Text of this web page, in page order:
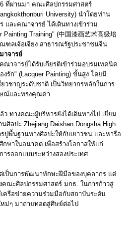
ที่ผ่านมา คณะศิลปกรรมศาสตร์
University) นำโดยท่าน
ละคณาจารย์ ได้เดินทางเข้าร่วม
Painting Training" (中国漆画艺术高级培
ฑลเจ้อเจียง สาธารณรัฐประชาชนจีน
าจารย์
าจารย์ได้รับเกียรติเข้าร่วมอบรมเทคนิค
งรัก" (Lacquer Painting) ขั้นสูง โดยมี
ยวชาญระดับชาติ เป็นวิทยากรหลักในการ
ณ์และทรงคุณค่า
ทางคณะผู้บริหารยังได้เดินทางไป เยี่ยม
ศิลปะ Zhejiang Daishan Dongsha High
ปูพื้นฐานทางศิลปะให้กับเยาวชน และหารือ
ษาในอนาคต เพื่อสร้างโอกาสให้แก่
รออกแบบระหว่างสองประเทศ
ต่เป็นการพัฒนาทักษะฝีมือของบุคลากร แต่
คณะศิลปกรรมศาสตร์ มกธ. ในการก้าวสู่
ครือข่ายความร่วมมือกับสถาบันระดับ
ม่ๆ มาถ่ายทอดสู่ศิษย์ต่อไป